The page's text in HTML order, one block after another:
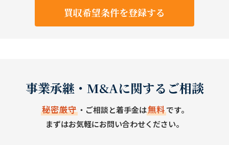
買収希望条件を登録する
事業承継・M&Aに関するご相談
秘密厳守・ご相談と着手金は無料です。
まずはお気軽にお問い合わせください。